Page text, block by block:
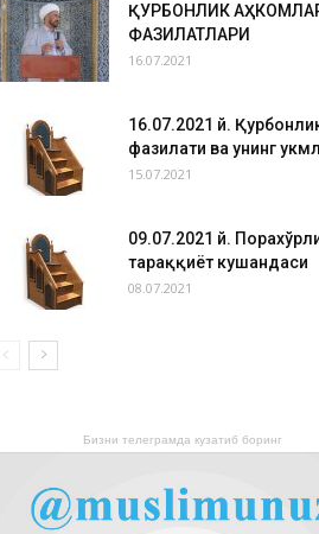
ҚУРБОНЛИК
ФАЗИЛАТЛАРИ
16.07.2021
16.07.2021 й.
фазилати ва унинг
15.07.2021
09.07.2021 й.
тараққиёт кушандаси
08.07.2021
Бизни телеграмда кузатиб боринг